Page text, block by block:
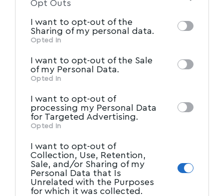
of downstream participants. This
information may also be disclosed by us to
Participantsthat may further disclose it to
other third parties.
Opt Outs
I want to opt-out of the
Sharing of my personal data.
Opted In
I want to opt-out of the Sale
of my Personal Data.
Opted In
I want to opt-out of
processing my Personal Data
for Targeted Advertising.
Opted In
I want to opt-out of
Collection, Use, Retention,
Sale, and/or Sharing of my
Personal Data that Is
Unrelated with the Purposes
for which it was collected.